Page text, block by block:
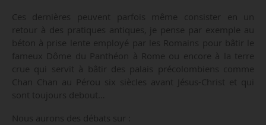
Ces dernières peuvent parfois même consister en un
retour à des pratiques antiques, je pense par exemple au
béton à prise lente employé par les Romains pour bâtir le
fameux Dôme du Panthéon à Rome ou encore à la terre
crue qui servit à bâtir des palais précolombiens comme
Chan Chan au Pérou six siècles avant Jésus-Christ et qui
sont toujours debout…
Nous aurons des débats sur :